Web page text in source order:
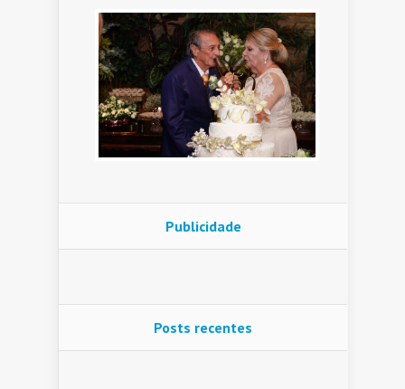
Publicidade
Posts recentes